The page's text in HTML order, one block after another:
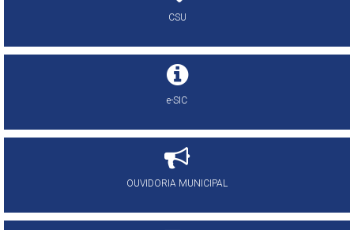
CSU
e-SIC
OUVIDORIA MUNICIPAL